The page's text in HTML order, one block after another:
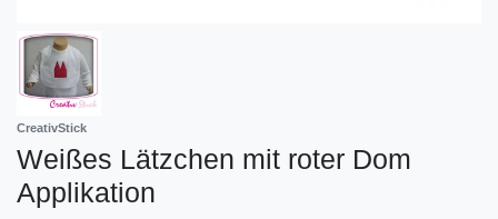
CreativStick
Weißes Lätzchen mit roter Dom
Applikation